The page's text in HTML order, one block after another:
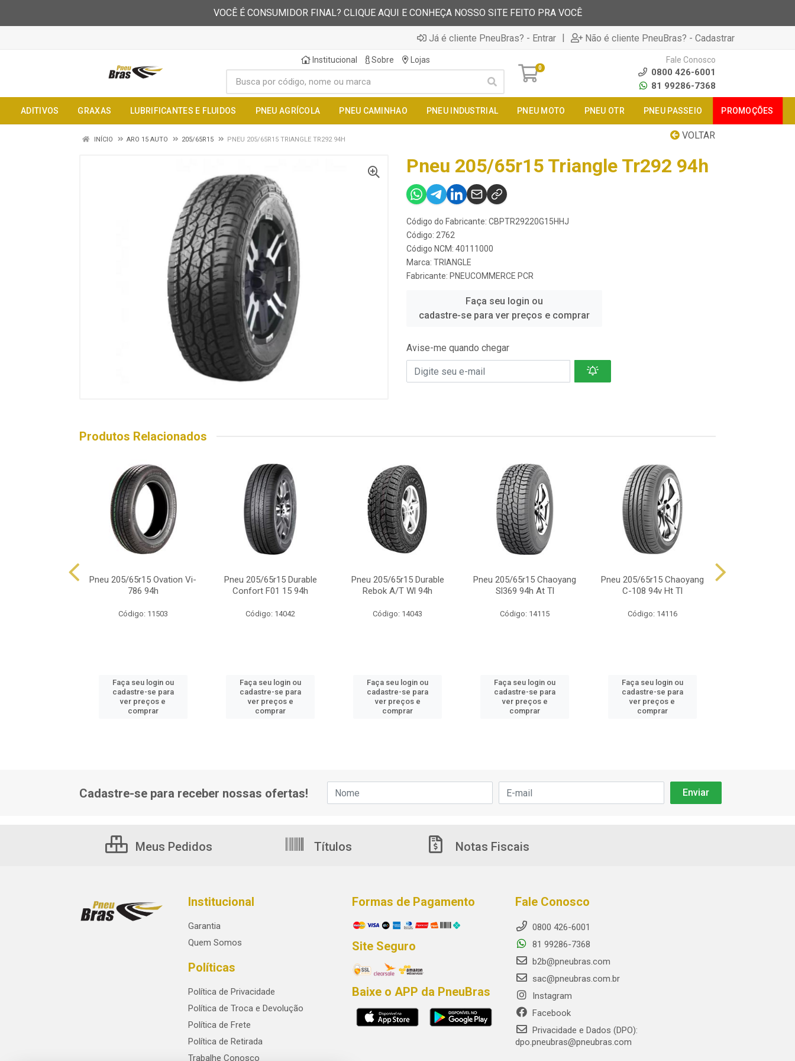
VOCÊ É CONSUMIDOR FINAL? CLIQUE AQUI E CONHEÇA NOSSO SITE FEITO PRA VOCÊ
Já é cliente PneuBras? - Entrar | Não é cliente PneuBras? - Cadastrar
Institucional Sobre Lojas
0
Fale Conosco
0800 426-6001
81 99286-7368
ADITIVOS GRAXAS LUBRIFICANTES E FLUIDOS PNEU AGRÍCOLA PNEU CAMINHAO PNEU INDUSTRIAL PNEU MOTO PNEU OTR PNEU PASSEIO PROMOÇÕES
VOLTAR
INÍCIO ARO 15 AUTO 205/65R15 PNEU 205/65R15 TRIANGLE TR292 94H
Pneu 205/65r15 Triangle Tr292 94h
Código do Fabricante: CBPTR29220G15HHJ
Código: 2762
Código NCM: 40111000
Marca: TRIANGLE
Fabricante: PNEUCOMMERCE PCR
Faça seu login ou
cadastre-se para ver preços e comprar
Avise-me quando chegar
Produtos Relacionados
Pneu 205/65r15 Ovation Vi-
786 94h
Código: 11503
Faça seu login ou
cadastre-se para
ver preços e
comprar
Pneu 205/65r15 Durable
Confort F01 15 94h
Código: 14042
Faça seu login ou
cadastre-se para
ver preços e
comprar
Pneu 205/65r15 Durable
Rebok A/T Wl 94h
Código: 14043
Faça seu login ou
cadastre-se para
ver preços e
comprar
Pneu 205/65r15 Chaoyang
Sl369 94h At Tl
Código: 14115
Faça seu login ou
cadastre-se para
ver preços e
comprar
Pneu 205/65r15 Chaoyang
C-108 94v Ht Tl
Código: 14116
Faça seu login ou
cadastre-se para
ver preços e
comprar
Cadastre-se para receber nossas ofertas!
Meus Pedidos Títulos Notas Fiscais
Institucional
Garantia
Quem Somos
Políticas
Política de Privacidade
Política de Troca e Devolução
Política de Frete
Política de Retirada
Trabalhe Conosco
Formas de Pagamento
Site Seguro
Baixe o APP da PneuBras
Fale Conosco
0800 426-6001
81 99286-7368
b2b@pneubras.com
sac@pneubras.com.br
Instagram
Facebook
Privacidade e Dados (DPO):
dpo.pneubras@pneubras.com